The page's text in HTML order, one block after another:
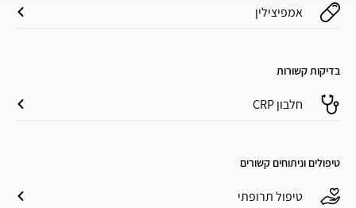
אמפיצילין
בדיקות קשורות
חלבון CRP
טיפולים וניתוחים קשורים
טיפול תרופתי